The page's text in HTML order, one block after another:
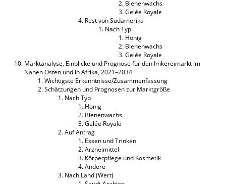
Bienenwachs
Gelée Royale
Rest von Südamerika
Nach Typ
Honig
Bienenwachs
Gelée Royale
Marktanalyse, Einblicke und Prognose für den Imkereimarkt im
Nahen Osten und in Afrika, 2021–2034
Wichtigste Erkenntnisse/Zusammenfassung
Schätzungen und Prognosen zur Marktgröße
Nach Typ
Honig
Bienenwachs
Gelée Royale
Auf Antrag
Essen und Trinken
Arzneimittel
Körperpflege und Kosmetik
Andere
Nach Land (Wert)